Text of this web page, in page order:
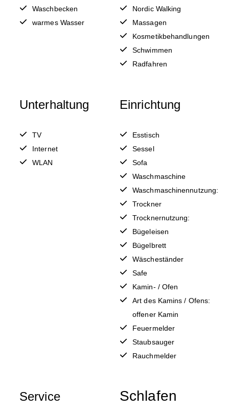
Waschbecken
warmes Wasser
Nordic Walking
Massagen
Kosmetikbehandlungen
Schwimmen
Radfahren
Unterhaltung
TV
Internet
WLAN
Einrichtung
Esstisch
Sessel
Sofa
Waschmaschine
Waschmaschinennutzung:
Trockner
Trocknernutzung:
Bügeleisen
Bügelbrett
Wäscheständer
Safe
Kamin- / Ofen
Art des Kamins / Ofens:
offener Kamin
Feuermelder
Staubsauger
Rauchmelder
Service Schlafen